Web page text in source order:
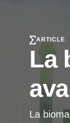
ARTICLE
La
La